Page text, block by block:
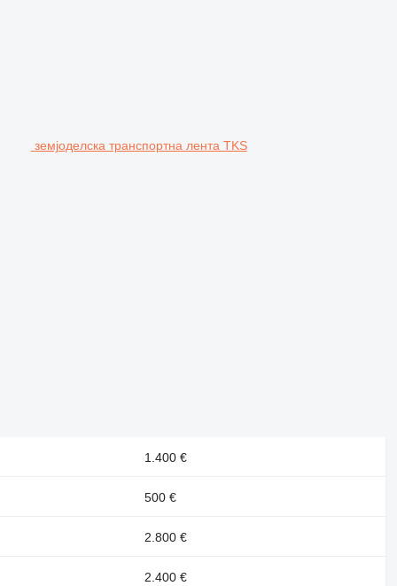
земјоделска транспортна лента TKS
1.400 €
500 €
2.800 €
2.400 €